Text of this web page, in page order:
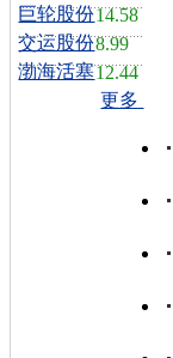
巨轮股份14.58
交运股份8.99
渤海活塞12.44
更多